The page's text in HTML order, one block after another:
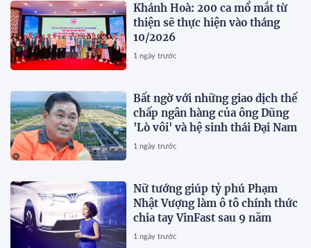
Khánh Hoà: 200 ca mổ mắt từ
thiện sẽ thực hiện vào tháng
10/2026
1 ngày trước
Bất ngờ với những giao dịch thế
chấp ngân hàng của ông Dũng
'Lò vôi' và hệ sinh thái Đại Nam
1 ngày trước
Nữ tướng giúp tỷ phú Phạm
Nhật Vượng làm ô tô chính thức
chia tay VinFast sau 9 năm
1 ngày trước